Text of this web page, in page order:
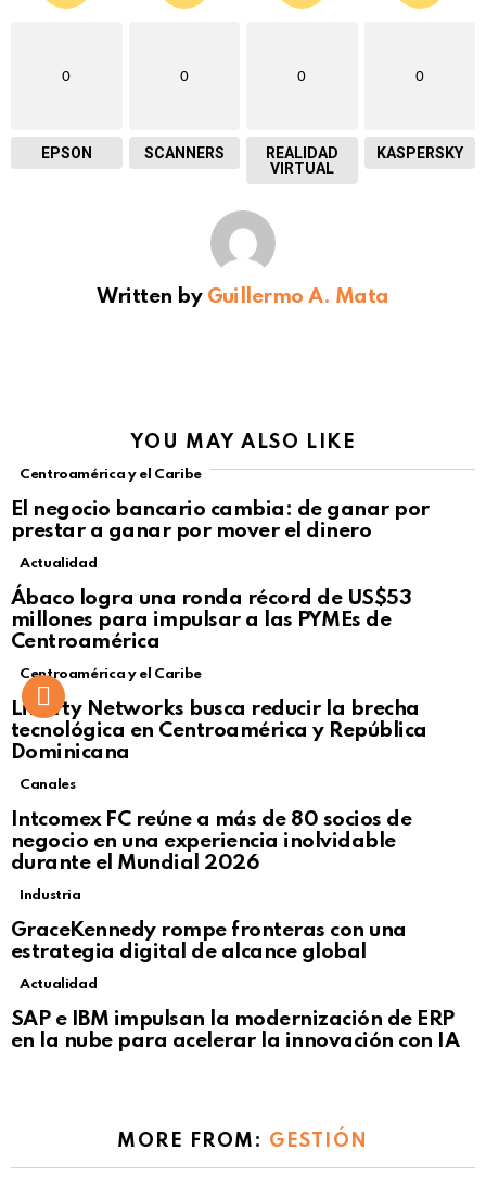
0
EPSON
0
SCANNERS
0
REALIDAD
VIRTUAL
0
KASPERSKY
Written by Guillermo A. Mata
YOU MAY ALSO LIKE
Centroamérica y el Caribe
El negocio bancario cambia: de ganar por
prestar a ganar por mover el dinero
Not Safe For Work
Click to view this post
Actualidad
Ábaco logra una ronda récord de US$53
millones para impulsar a las PYMEs de
Centroamérica
Centroamérica y el Caribe
Liberty Networks busca reducir la brecha
tecnológica en Centroamérica y República
Dominicana
Canales
Intcomex FC reúne a más de 80 socios de
negocio en una experiencia inolvidable
durante el Mundial 2026
Industria
GraceKennedy rompe fronteras con una
estrategia digital de alcance global
Not Safe For Work
Click to view this post
Actualidad
SAP e IBM impulsan la modernización de ERP
en la nube para acelerar la innovación con IA
MORE FROM: GESTIÓN